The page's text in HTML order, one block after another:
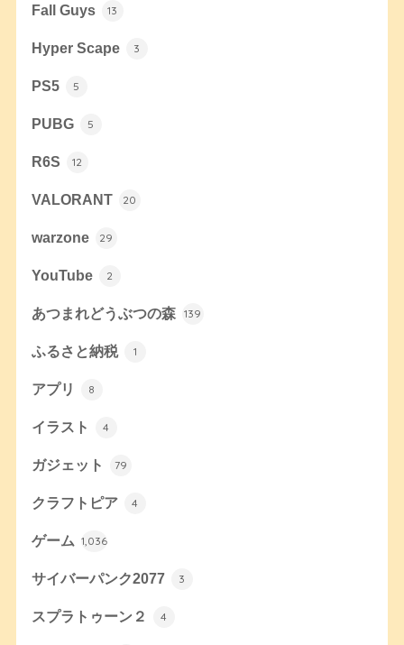
Fall Guys 13
Hyper Scape 3
PS5 5
PUBG 5
R6S 12
VALORANT 20
warzone 29
YouTube 2
あつまれどうぶつの森 139
ふるさと納税 1
アプリ 8
イラスト 4
ガジェット 79
クラフトピア 4
ゲーム 1,036
サイバーパンク2077 3
スプラトゥーン２ 4